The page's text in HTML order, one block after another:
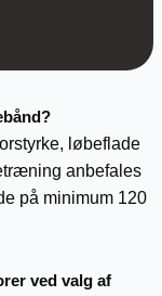
løbeflade
anbefales
på minimum 120
ved valg af